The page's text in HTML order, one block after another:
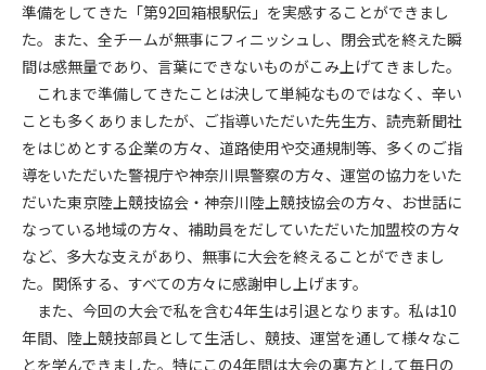
準備をしてきた「第92回箱根駅伝」を実感することができまし
た。また、全チームが無事にフィニッシュし、閉会式を終えた瞬
間は感無量であり、言葉にできないものがこみ上げてきました。
これまで準備してきたことは決して単純なものではなく、辛い
ことも多くありましたが、ご指導いただいた先生方、読売新聞社
をはじめとする企業の方々、道路使用や交通規制等、多くのご指
導をいただいた警視庁や神奈川県警察の方々、運営の協力をいた
だいた東京陸上競技協会・神奈川陸上競技協会の方々、お世話に
なっている地域の方々、補助員をだしていただいた加盟校の方々
など、多大な支えがあり、無事に大会を終えることができまし
た。関係する、すべての方々に感謝申し上げます。
また、今回の大会で私を含む4年生は引退となります。私は10
年間、陸上競技部員として生活し、競技、運営を通して様々なこ
とを学んできました。特にこの4年間は大会の裏方として毎日の